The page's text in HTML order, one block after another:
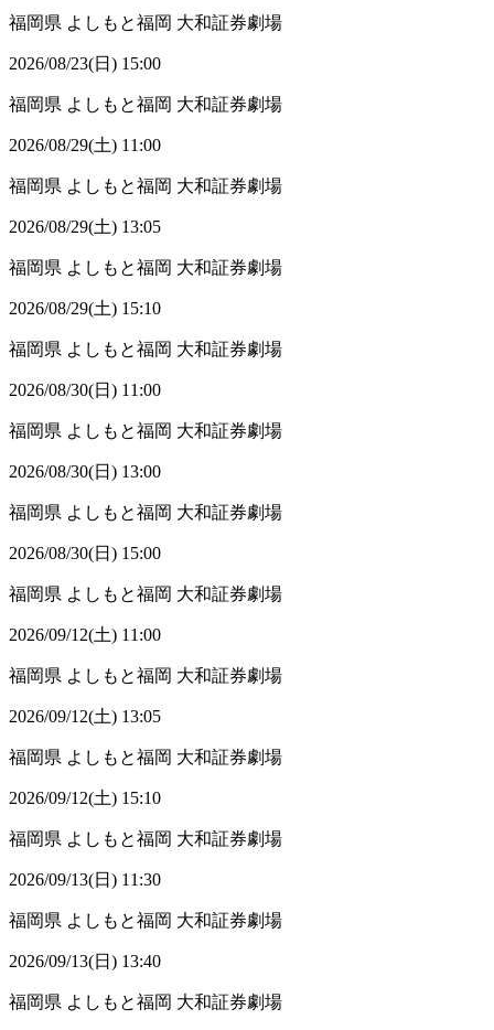
福岡県 よしもと福岡 大和証券劇場
2026/08/23(日) 15:00
福岡県 よしもと福岡 大和証券劇場
2026/08/29(土) 11:00
福岡県 よしもと福岡 大和証券劇場
2026/08/29(土) 13:05
福岡県 よしもと福岡 大和証券劇場
2026/08/29(土) 15:10
福岡県 よしもと福岡 大和証券劇場
2026/08/30(日) 11:00
福岡県 よしもと福岡 大和証券劇場
2026/08/30(日) 13:00
福岡県 よしもと福岡 大和証券劇場
2026/08/30(日) 15:00
福岡県 よしもと福岡 大和証券劇場
2026/09/12(土) 11:00
福岡県 よしもと福岡 大和証券劇場
2026/09/12(土) 13:05
福岡県 よしもと福岡 大和証券劇場
2026/09/12(土) 15:10
福岡県 よしもと福岡 大和証券劇場
2026/09/13(日) 11:30
福岡県 よしもと福岡 大和証券劇場
2026/09/13(日) 13:40
福岡県 よしもと福岡 大和証券劇場